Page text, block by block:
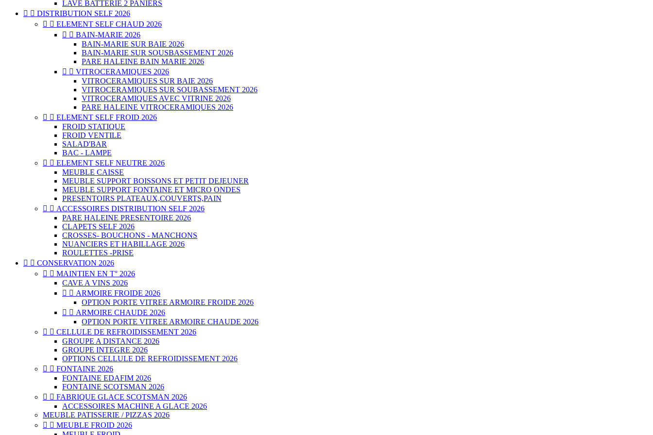
LAVE BATTERIE 2 PANIERS
  DISTRIBUTION SELF 2026
  ELEMENT SELF CHAUD 2026
  BAIN-MARIE 2026
BAIN-MARIE SUR BAIE 2026
BAIN-MARIE SUR SOUSBASSEMENT 2026
PARE HALEINE BAIN MARIE 2026
  VITROCERAMIQUES 2026
VITROCERAMIQUES SUR BAIE 2026
VITROCERAMIQUES SUR SOUBASSEMENT 2026
VITROCERAMIQUES AVEC VITRINE 2026
PARE HALEINE VITROCERAMIQUES 2026
  ELEMENT SELF FROID 2026
FROID STATIQUE
FROID VENTILE
SALAD'BAR
BAC - LAMPE
  ELEMENT SELF NEUTRE 2026
MEUBLE CAISSE
MEUBLE SUPPORT BOISSONS ET PETIT DEJEUNER
MEUBLE SUPPORT FONTAINE ET MICRO ONDES
PRESENTOIRS PLATEAUX,COUVERTS,PAIN
  ACCESSOIRES DISTRIBUTION SELF 2026
PARE HALEINE PRESENTOIRE 2026
CLAPETS SELF 2026
CROSSES- BOUCHONS - MANCHONS
NUANCIERS ET HABILLAGE 2026
ROULETTES -PRISE
  CONSERVATION 2026
  MAINTIEN EN T° 2026
CAVE A VINS 2026
  ARMOIRE FROIDE 2026
OPTION PORTE VITREE ARMOIRE FROIDE 2026
  ARMOIRE CHAUDE 2026
OPTION PORTE VITREE ARMOIRE CHAUDE 2026
  CELLULE DE REFROIDISSEMENT 2026
GROUPE A DISTANCE 2026
GROUPE INTEGRE 2026
OPTIONS CELLULE DE REFROIDISSEMENT 2026
  FONTAINE 2026
FONTAINE EDAFIM 2026
FONTAINE SCOTSMAN 2026
  FABRIQUE GLACE SCOTSMAN 2026
ACCESSOIRES MACHINE A GLACE 2026
MEUBLE PATISSERIE / PIZZAS 2026
  MEUBLE FROID 2026